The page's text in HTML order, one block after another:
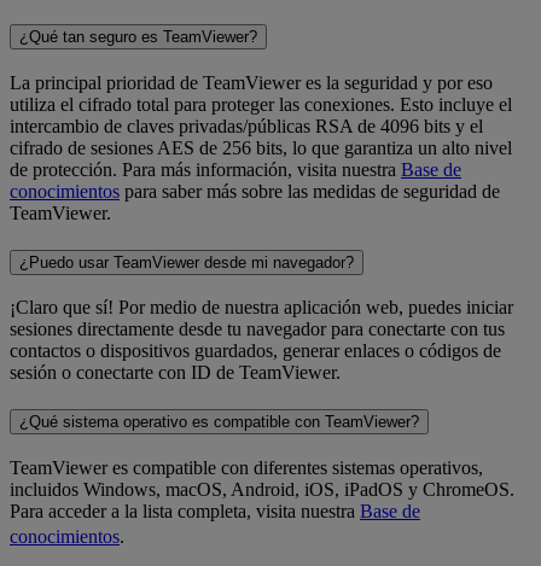
¿Qué tan seguro es TeamViewer?
La principal prioridad de TeamViewer es la seguridad y por eso
utiliza el cifrado total para proteger las conexiones. Esto incluye el
intercambio de claves privadas/públicas RSA de 4096 bits y el
cifrado de sesiones AES de 256 bits, lo que garantiza un alto nivel
de protección. Para más información, visita nuestra Base de
conocimientos para saber más sobre las medidas de seguridad de
TeamViewer.
¿Puedo usar TeamViewer desde mi navegador?
¡Claro que sí! Por medio de nuestra aplicación web, puedes iniciar
sesiones directamente desde tu navegador para conectarte con tus
contactos o dispositivos guardados, generar enlaces o códigos de
sesión o conectarte con ID de TeamViewer.
¿Qué sistema operativo es compatible con TeamViewer?
TeamViewer es compatible con diferentes sistemas operativos,
incluidos Windows, macOS, Android, iOS, iPadOS y ChromeOS.
Para acceder a la lista completa, visita nuestra Base de
conocimientos.